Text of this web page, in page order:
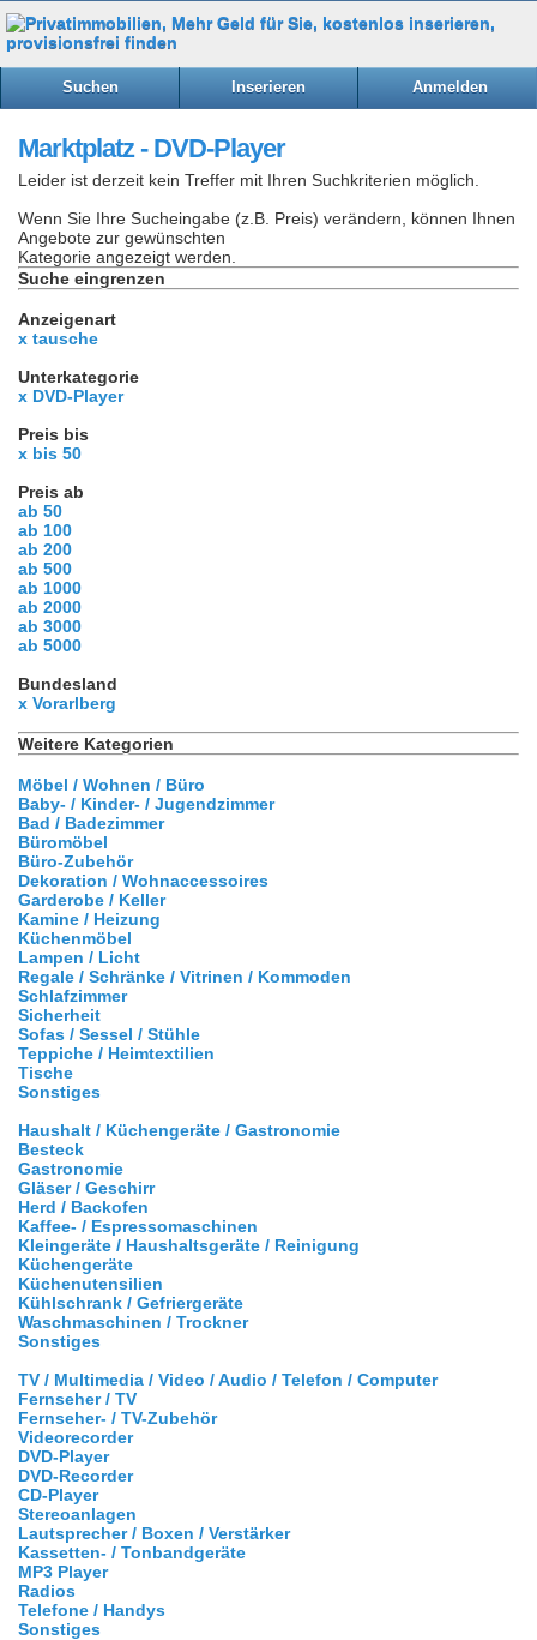
Suchen Inserieren Anmelden
Marktplatz - DVD-Player
Leider ist derzeit kein Treffer mit Ihren Suchkriterien möglich.
Wenn Sie Ihre Sucheingabe (z.B. Preis) verändern, können Ihnen
Angebote zur gewünschten
Kategorie angezeigt werden.
Suche eingrenzen
Anzeigenart
x tausche
Unterkategorie
x DVD-Player
Preis bis
x bis 50
Preis ab
ab 50
ab 100
ab 200
ab 500
ab 1000
ab 2000
ab 3000
ab 5000
Bundesland
x Vorarlberg
Weitere Kategorien
Möbel / Wohnen / Büro
Baby- / Kinder- / Jugendzimmer
Bad / Badezimmer
Büromöbel
Büro-Zubehör
Dekoration / Wohnaccessoires
Garderobe / Keller
Kamine / Heizung
Küchenmöbel
Lampen / Licht
Regale / Schränke / Vitrinen / Kommoden
Schlafzimmer
Sicherheit
Sofas / Sessel / Stühle
Teppiche / Heimtextilien
Tische
Sonstiges
Haushalt / Küchengeräte / Gastronomie
Besteck
Gastronomie
Gläser / Geschirr
Herd / Backofen
Kaffee- / Espressomaschinen
Kleingeräte / Haushaltsgeräte / Reinigung
Küchengeräte
Küchenutensilien
Kühlschrank / Gefriergeräte
Waschmaschinen / Trockner
Sonstiges
TV / Multimedia / Video / Audio / Telefon / Computer
Fernseher / TV
Fernseher- / TV-Zubehör
Videorecorder
DVD-Player
DVD-Recorder
CD-Player
Stereoanlagen
Lautsprecher / Boxen / Verstärker
Kassetten- / Tonbandgeräte
MP3 Player
Radios
Telefone / Handys
Sonstiges